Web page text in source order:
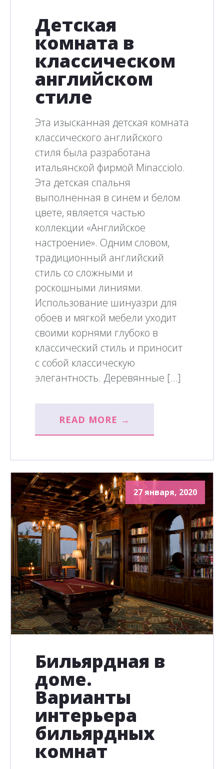
Детская
комната в
классическом
английском
стиле
Эта изысканная детская комната
классического английского
стиля была разработана
итальянской фирмой Minacciolo.
Эта детская спальня
выполненная в синем и белом
цвете, является частью
коллекции «Английское
настроение». Одним словом,
традиционный английский
стиль со сложными и
роскошными линиями.
Использование шинуазри для
обоев и мягкой мебели уходит
своими корнями глубоко в
классический стиль и приносит
с собой классическую
элегантность. Деревянные […]
READ MORE →
27 января, 2020
Бильярдная в
доме.
Варианты
интерьера
бильярдных
комнат